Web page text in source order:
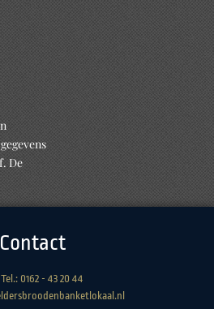
De
Contact
Tel.: 0162 - 43 20 44